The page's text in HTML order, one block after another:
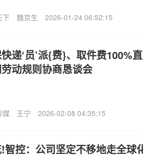
下 魏京生 2026-01-24 06:52:15
递‘员’派{费}、取件费
动规则协商恳谈会
媒 王宁 2026-02-08 04:35:15
智控：公司坚定不移地走全球